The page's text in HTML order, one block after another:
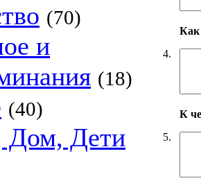
(70)
и
(18)
(40)
Дом, Дети
4.
Как
5.
К